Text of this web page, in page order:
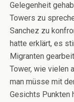
Gelegenheit
Towers zu
Sanchez zu
hatte erklärt, es
Migranten
Tower, wie vielen
man müsse mit
Gesichts Punkten